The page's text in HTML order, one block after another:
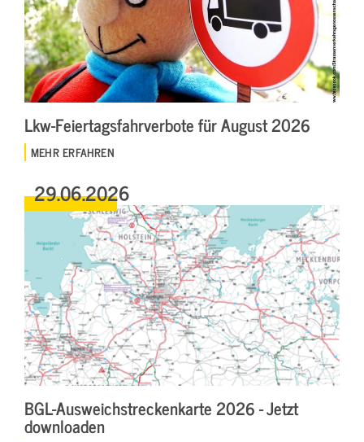
Lkw-Feiertagsfahrverbote für August 2026
MEHR ERFAHREN
29.06.2026
BGL-Ausweichstreckenkarte 2026 - Jetzt
downloaden